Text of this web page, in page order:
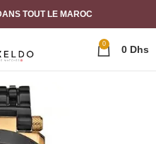
TOUT LE MAROC
0 0 Dhs